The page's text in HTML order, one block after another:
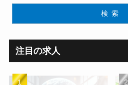
検索
注目の求人